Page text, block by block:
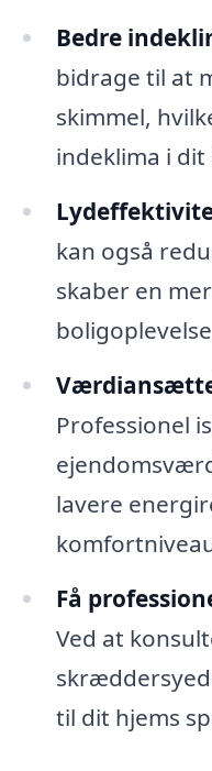
Bedre
bidrage til at
skimmel,
indeklima i dit
kan også
skaber en
Professionel
lavere
Få
Ved at
til dit hjems